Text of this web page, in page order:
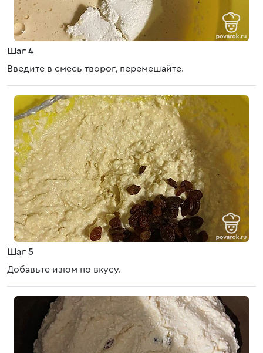
Шаг 4
Введите в смесь творог, перемешайте.
Шаг 5
Добавьте изюм по вкусу.